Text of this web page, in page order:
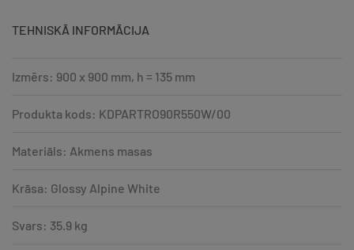
TEHNISKĀ INFORMĀCIJA
Izmērs: 900 x 900 mm, h = 135 mm
Produkta kods: KDPARTRO90R550W/00
Materiāls: Akmens masas
Krāsa: Glossy Alpine White
Svars: 35.9 kg